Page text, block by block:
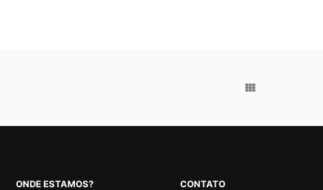
ONDE ESTAMOS? CONTATO